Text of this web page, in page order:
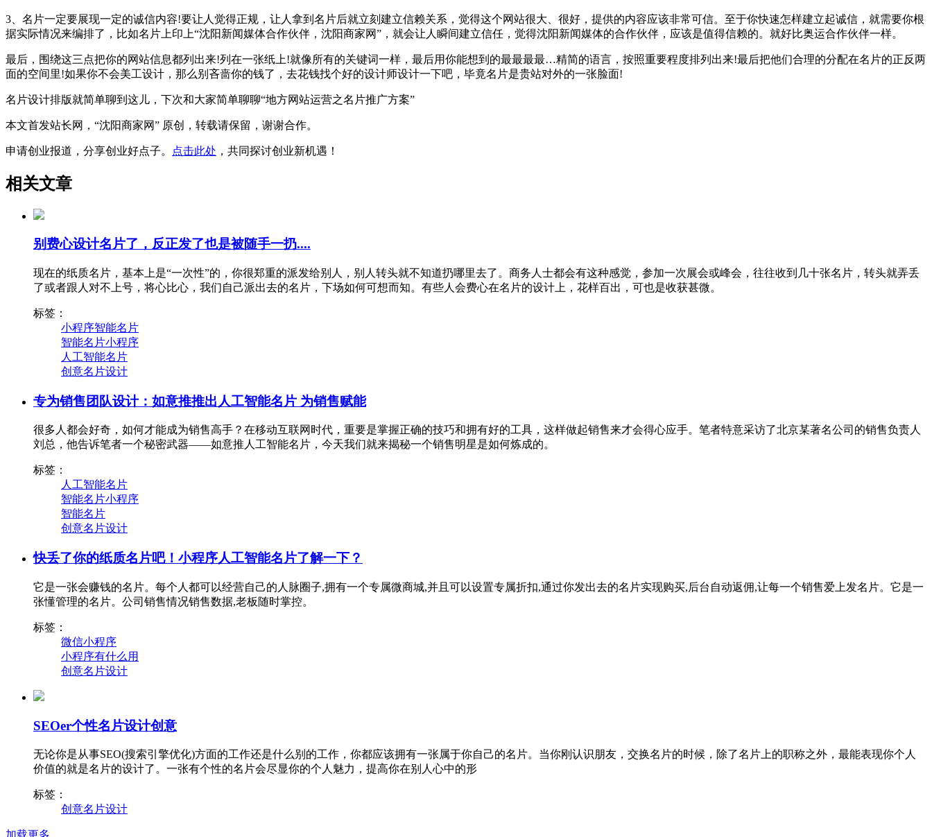
3、名片一定要展现一定的诚信内容!要让人觉得正规，让人拿到名片后就立刻建立信赖关系，觉得这个网站很大、很好，提供的内容应该非常可信。至于你快速怎样建立起诚信，就需要你根
据实际情况来编排了，比如名片上印上“沈阳新闻媒体合作伙伴，沈阳商家网”，就会让人瞬间建立信任，觉得沈阳新闻媒体的合作伙伴，应该是值得信赖的。就好比奥运合作伙伴一样。
最后，围绕这三点把你的网站信息都列出来!列在一张纸上!就像所有的关键词一样，最后用你能想到的最最最最…精简的语言，按照重要程度排列出来!最后把他们合理的分配在名片的正反两
面的空间里!如果你不会美工设计，那么别吝啬你的钱了，去花钱找个好的设计师设计一下吧，毕竟名片是贵站对外的一张脸面!
名片设计排版就简单聊到这儿，下次和大家简单聊聊“地方网站运营之名片推广方案”
本文首发站长网，“沈阳商家网” 原创，转载请保留，谢谢合作。
申请创业报道，分享创业好点子。 点击此处 ，共同探讨创业新机遇！
相关文章
别费心设计名片了，反正发了也是被随手一扔....
现在的纸质名片，基本上是“一次性”的，你很郑重的派发给别人，别人转头就不知道扔哪里去了。商务人士都会有这种感觉，参加一次展会或峰会，往往收到几十张名片，转头就弄丢
了或者跟人对不上号，将心比心，我们自己派出去的名片，下场如何可想而知。有些人会费心在名片的设计上，花样百出，可也是收获甚微。
标签：
小程序智能名片
智能名片小程序
人工智能名片
创意名片设计
专为销售团队设计：如意推推出人工智能名片 为销售赋能
很多人都会好奇，如何才能成为销售高手？在移动互联网时代，重要是掌握正确的技巧和拥有好的工具，这样做起销售来才会得心应手。笔者特意采访了北京某著名公司的销售负责人
刘总，他告诉笔者一个秘密武器——如意推人工智能名片，今天我们就来揭秘一个销售明星是如何炼成的。
标签：
人工智能名片
智能名片小程序
智能名片
创意名片设计
快丢了你的纸质名片吧！小程序人工智能名片了解一下？
它是一张会赚钱的名片。每个人都可以经营自己的人脉圈子,拥有一个专属微商城,并且可以设置专属折扣,通过你发出去的名片实现购买,后台自动返佣,让每一个销售爱上发名片。它是一
张懂管理的名片。公司销售情况销售数据,老板随时掌控。
标签：
微信小程序
小程序有什么用
创意名片设计
SEOer个性名片设计创意
无论你是从事SEO(搜索引擎优化)方面的工作还是什么别的工作，你都应该拥有一张属于你自己的名片。当你刚认识朋友，交换名片的时候，除了名片上的职称之外，最能表现你个人
价值的就是名片的设计了。一张有个性的名片会尽显你的个人魅力，提高你在别人心中的形
标签：
创意名片设计